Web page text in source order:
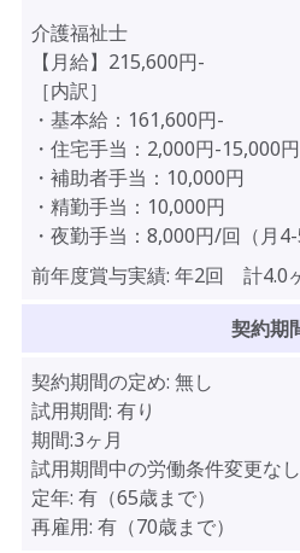
介護福祉士
【月給】215,600円-
［内訳］
・基本給：161,600円-
・住宅手当：2,000円-15,000円
・補助者手当：10,000円
・精勤手当：10,000円
・夜勤手当：8,000円/回（月4-
前年度賞与実績: 年2回 計4.0
契約期
契約期間の定め: 無し
試用期間: 有り
期間:3ヶ月
試用期間中の労働条件変更なし
定年: 有（65歳まで）
再雇用: 有（70歳まで）